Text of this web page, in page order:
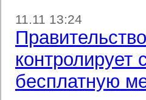
11.11 13:24
контролирует
бесплатную